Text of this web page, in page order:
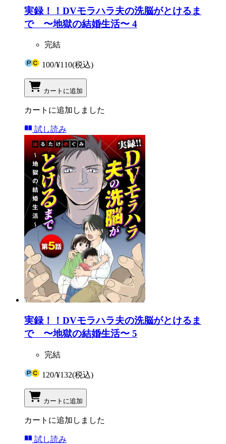
実録！！DVモラハラ夫の洗脳がとけるま
で 〜地獄の結婚生活〜 4
完結
100/¥110(税込)
カートに追加
カートに追加しました
試し読み
実録！！DVモラハラ夫の洗脳がとけるま
で 〜地獄の結婚生活〜 5
完結
120/¥132(税込)
カートに追加
カートに追加しました
試し読み